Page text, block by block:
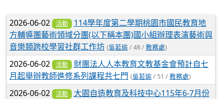
文章列表
2026-06-02 活動
114學年度第二學期桃園市國民教育地
方輔導團藝術領域分團(以下稱本團)國小組辦理表演藝術與
音樂類跨校學習社群工作坊 (吳若瑜/ 48 /教務處)
2026-06-02 活動
財團法人人本教育文教基金會預計自七
月起舉辦教師進修系列課程共七門 (吳若瑜/ 51 /教務處)
2026-06-02 活動
大園自造教育及科技中心115年6-7月份